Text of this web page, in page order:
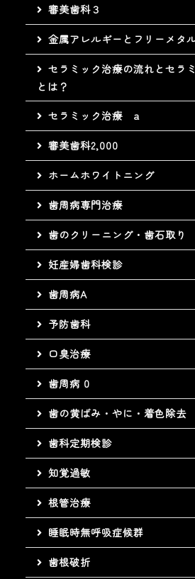
審美歯科３
金属アレルギーとフリーメタ
セラミック治療の流れとセラ
とは？
セラミック治療 a
審美歯科2,000
ホームホワイトニング
歯周病専門治療
歯のクリーニング・歯石取り
妊産婦歯科検診
歯周病A
予防歯科
口臭治療
歯周病 0
歯の黄ばみ・やに・着色除去
歯科定期検診
知覚過敏
根管治療
睡眠時無呼吸症候群
歯根破折